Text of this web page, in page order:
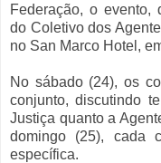
Federação, o evento,
do Coletivo dos
no San Marco Hotel,
No sábado (24), os
conjunto, discutindo
Justiça quanto a
domingo (25), cada
específica.